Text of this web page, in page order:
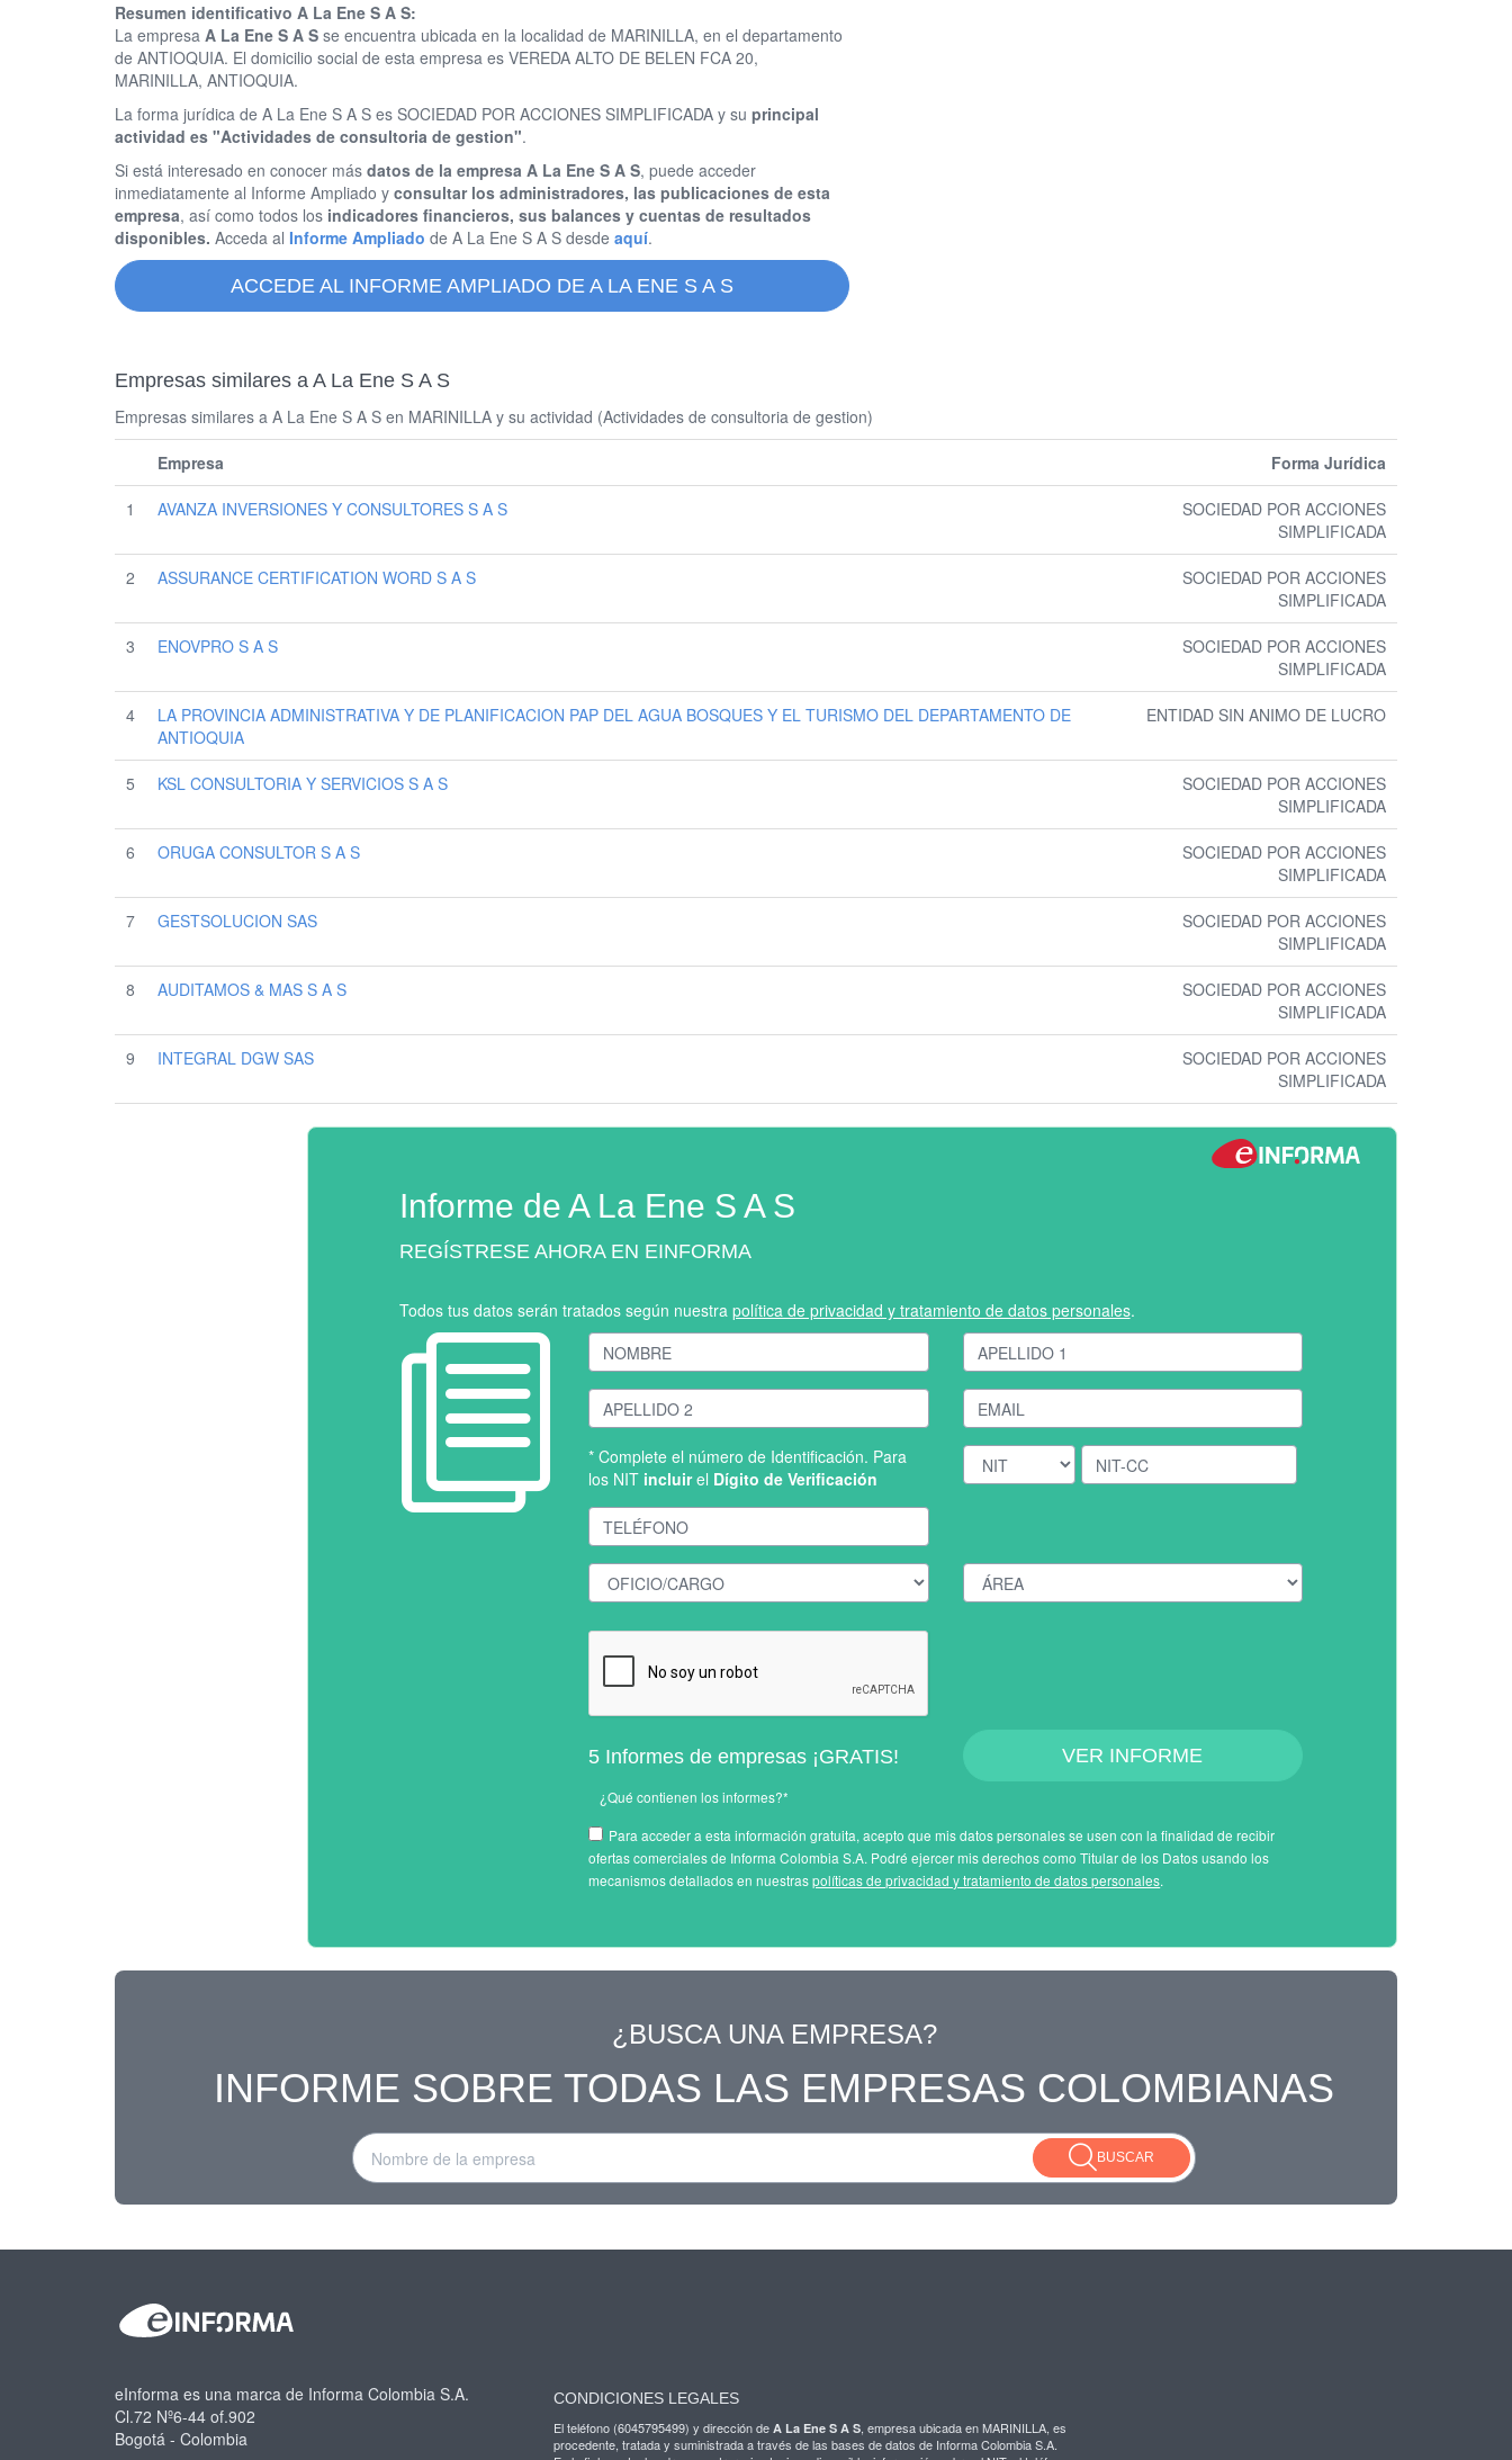
Resumen identificativo A La Ene S A S:
La empresa A La Ene S A S se encuentra ubicada en la localidad de MARINILLA, en el departamento
de ANTIOQUIA. El domicilio social de esta empresa es VEREDA ALTO DE BELEN FCA 20,
MARINILLA, ANTIOQUIA.
La forma jurídica de A La Ene S A S es SOCIEDAD POR ACCIONES SIMPLIFICADA y su principal
actividad es "Actividades de consultoria de gestion".
Si está interesado en conocer más datos de la empresa A La Ene S A S, puede acceder
inmediatamente al Informe Ampliado y consultar los administradores, las publicaciones de esta
empresa, así como todos los indicadores financieros, sus balances y cuentas de resultados
disponibles. Acceda al Informe Ampliado de A La Ene S A S desde aquí.
ACCEDE AL INFORME AMPLIADO DE A LA ENE S A S
Empresas similares a A La Ene S A S
Empresas similares a A La Ene S A S en MARINILLA y su actividad (Actividades de consultoria de gestion)
Empresa Forma Jurídica
1 AVANZA INVERSIONES Y CONSULTORES S A S
SOCIEDAD POR ACCIONES
SIMPLIFICADA
2 ASSURANCE CERTIFICATION WORD S A S
SOCIEDAD POR ACCIONES
SIMPLIFICADA
3 ENOVPRO S A S
SOCIEDAD POR ACCIONES
SIMPLIFICADA
4
LA PROVINCIA ADMINISTRATIVA Y DE PLANIFICACION PAP DEL AGUA BOSQUES Y EL TURISMO DEL DEPARTAMENTO DE
ANTIOQUIA
ENTIDAD SIN ANIMO DE LUCRO
5 KSL CONSULTORIA Y SERVICIOS S A S
SOCIEDAD POR ACCIONES
SIMPLIFICADA
6 ORUGA CONSULTOR S A S
SOCIEDAD POR ACCIONES
SIMPLIFICADA
7 GESTSOLUCION SAS
SOCIEDAD POR ACCIONES
SIMPLIFICADA
8 AUDITAMOS & MAS S A S
SOCIEDAD POR ACCIONES
SIMPLIFICADA
9 INTEGRAL DGW SAS
SOCIEDAD POR ACCIONES
SIMPLIFICADA
Informe de A La Ene S A S
REGÍSTRESE AHORA EN EINFORMA
Todos tus datos serán tratados según nuestra política de privacidad y tratamiento de datos personales.
* Complete el número de Identificación. Para
los NIT incluirel Dígito de Verificación
5 Informes de empresas ¡GRATIS!
¿Qué contienen los informes?*
VER INFORME
Para acceder a esta información gratuita, acepto que mis datos personales se usen con la finalidad de recibir
ofertas comerciales de Informa Colombia S.A. Podré ejercer mis derechos como Titular de los Datos usando los
mecanismos detallados en nuestraspolíticas de privacidad y tratamiento de datos personales.
¿BUSCA UNA EMPRESA?
INFORME SOBRE TODAS LAS EMPRESAS COLOMBIANAS
BUSCAR
eInforma es una marca de Informa Colombia S.A.
Cl.72 Nº6-44 of.902
Bogotá - Colombia
CONDICIONES LEGALES
El teléfono (6045795499) y dirección de A La Ene S A S , empresa ubicada en MARINILLA, es
procedente, tratada y suministrada a través de las bases de datos de Informa Colombia S.A.